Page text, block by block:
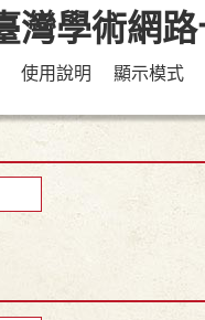
使用說明 顯示模式